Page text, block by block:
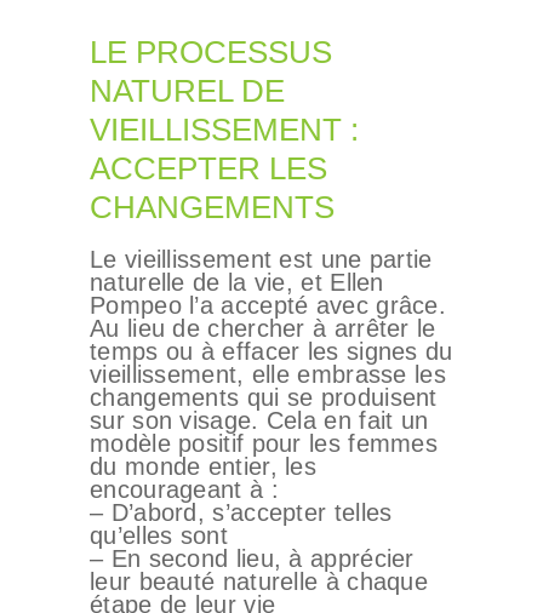
LE PROCESSUS
NATUREL DE
VIEILLISSEMENT :
ACCEPTER LES
CHANGEMENTS
Le vieillissement est une partie
naturelle de la vie, et Ellen
Pompeo l’a accepté avec grâce.
Au lieu de chercher à arrêter le
temps ou à effacer les signes du
vieillissement, elle embrasse les
changements qui se produisent
sur son visage. Cela en fait un
modèle positif pour les femmes
du monde entier, les
encourageant à :
– D’abord, s’accepter telles
qu’elles sont
– En second lieu, à apprécier
leur beauté naturelle à chaque
étape de leur vie